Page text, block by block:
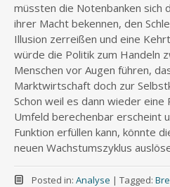
müssten die Notenbanken sich
ihrer Macht bekennen, den
Illusion zerreißen und eine
würde die Politik zum Handeln
Menschen vor Augen führen,
Marktwirtschaft doch zur
Schon weil es dann wieder
Umfeld berechenbar erscheint
Funktion erfüllen kann, könnte
neuen Wachstumszyklus
Posted in: Analyse | Tagged: